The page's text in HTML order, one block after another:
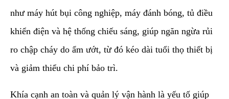
như máy hút bụi công nghiệp, máy đánh bóng, tủ điều
khiển điện và hệ thống chiếu sáng, giúp ngăn ngừa rủi
ro chập cháy do ẩm ướt, từ đó kéo dài tuổi thọ thiết bị
và giảm thiểu chi phí bảo trì.
​Khía cạnh an toàn và quản lý vận hành là yếu tố giúp